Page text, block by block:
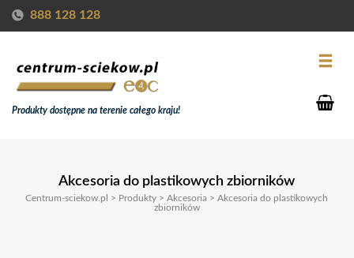
888 128 128
Produkty dostępne na terenie całego kraju!
Akcesoria do plastikowych zbiorników
Centrum-sciekow.pl > Produkty >Akcesoria >Akcesoria do plastikowych
zbiorników